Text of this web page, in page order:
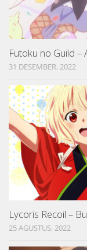
Futoku no Guild –
31 DESEMBER, 2022
Lycoris Recoil –
25 AGUSTUS, 2022